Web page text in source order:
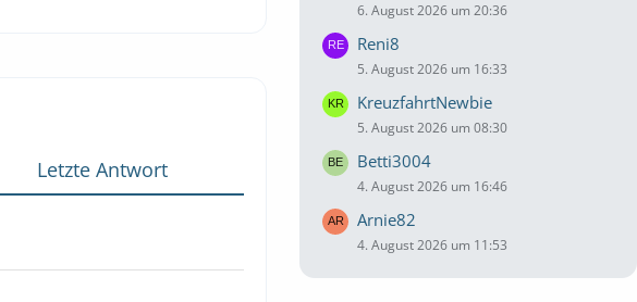
Letzte Antwort
6. August 2026 um 20:36
Reni8
5. August 2026 um 16:33
KreuzfahrtNewbie
5. August 2026 um 08:30
Betti3004
4. August 2026 um 16:46
Arnie82
4. August 2026 um 11:53